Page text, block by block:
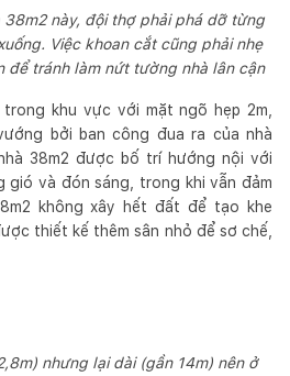
này, đội thợ phải phá dỡ từng
Việc khoan cắt cũng phải nhẹ
để tránh làm nứt tường nhà lân cận
khu vực với mặt ngõ hẹp 2m,
bởi ban công đua ra của nhà
38m2 được bố trí hướng nội với
và đón sáng, trong khi vẫn đảm
không xây hết đất để tạo khe
thiết kế thêm sân nhỏ để sơ chế,
nhưng lại dài (gần 14m) nên ở